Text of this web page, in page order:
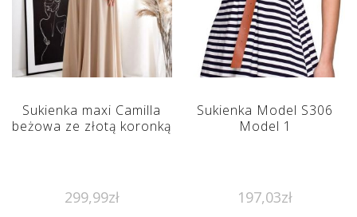
Sukienka maxi Camilla
beżowa ze złotą koronką
299,99zł
Sukienka Model S306
Model 1
197,03zł